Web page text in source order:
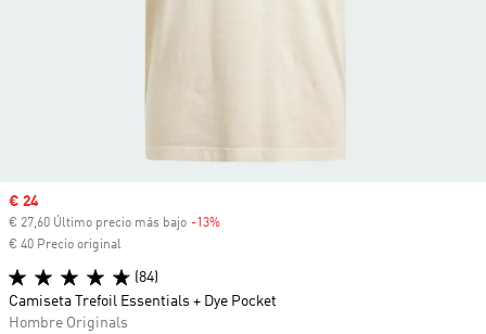
Precio de venta
€ 24
€ 27,60 Último precio más bajo -13%
€ 40 Precio original
(84)
Camiseta Trefoil Essentials + Dye Pocket
Hombre Originals